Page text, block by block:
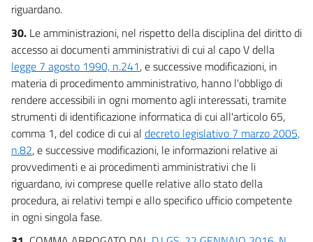
riguardano.
30. Le amministrazioni, nel rispetto della disciplina del diritto di
accesso ai documenti amministrativi di cui al capo V della
legge 7 agosto 1990, n.241, e successive modificazioni, in
materia di procedimento amministrativo, hanno l'obbligo di
rendere accessibili in ogni momento agli interessati, tramite
strumenti di identificazione informatica di cui all'articolo 65,
comma 1, del codice di cui al decreto legislativo 7 marzo 2005,
n.82, e successive modificazioni, le informazioni relative ai
provvedimenti e ai procedimenti amministrativi che li
riguardano, ivi comprese quelle relative allo stato della
procedura, ai relativi tempi e allo specifico ufficio competente
in ogni singola fase.